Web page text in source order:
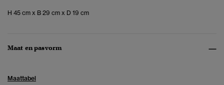
H 45 cm x B 29 cm x D 19 cm
Maat en pasvorm
Maattabel